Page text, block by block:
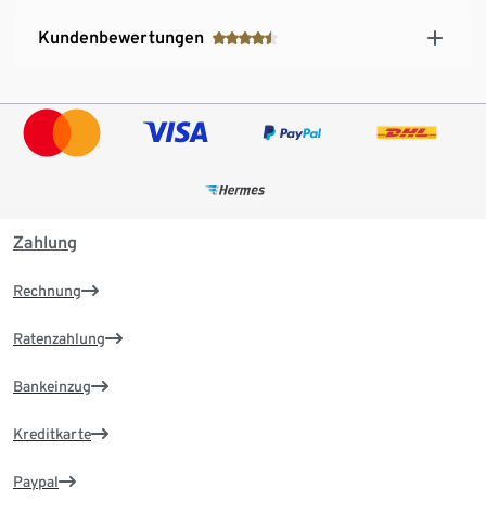
Kundenbewertungen
Zahlung
Rechnung
Ratenzahlung
Bankeinzug
Kreditkarte
Paypal